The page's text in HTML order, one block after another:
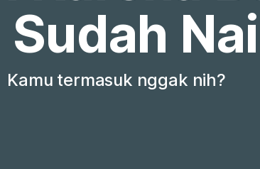
Kamu termasuk nggak nih?